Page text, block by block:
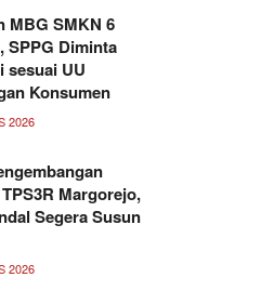
MBG SMKN 6
SPPG Diminta
sesuai UU
Konsumen
2026
Margorejo,
Segera Susun
2026